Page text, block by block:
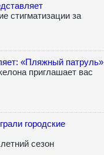
стигматизации за
«Пляжный патруль»
приглашает вас
городские
сезон